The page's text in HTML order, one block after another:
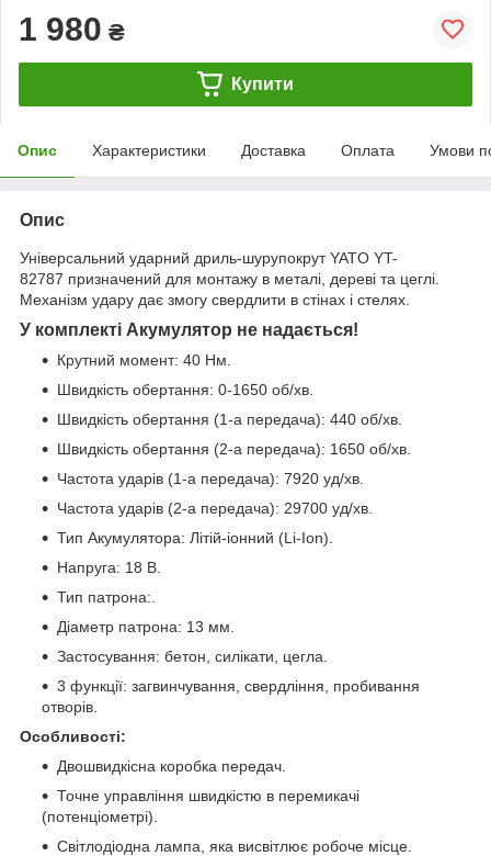
1 980 ₴
Купити
Опис Характеристики Доставка Оплата Умови
Опис
Універсальний ударний дриль-шурупокрут YATO YT-
82787 призначений для монтажу в металі, дереві та цеглі.
Механізм удару дає змогу свердлити в стінах і стелях.
У комплекті Акумулятор не надається!
Крутний момент: 40 Нм.
Швидкість обертання: 0-1650 об/хв.
Швидкість обертання (1-а передача): 440 об/хв.
Швидкість обертання (2-а передача): 1650 об/хв.
Частота ударів (1-а передача): 7920 уд/хв.
Частота ударів (2-а передача): 29700 уд/хв.
Тип Акумулятора: Літій-іонний (Li-Ion).
Напруга: 18 В.
Тип патрона:.
Діаметр патрона: 13 мм.
Застосування: бетон, силікати, цегла.
3 функції: загвинчування, свердління, пробивання
отворів.
Особливості:
Двошвидкісна коробка передач.
Точне управління швидкістю в перемикачі
(потенціометрі).
Світлодіодна лампа, яка висвітлює робоче місце.